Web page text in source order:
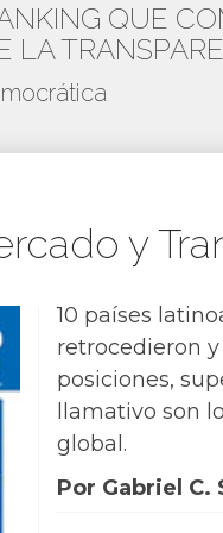
QUE
LA
y
10 países
retrocedieron
posiciones,
llamativo son
global.
Por Gabriel C.